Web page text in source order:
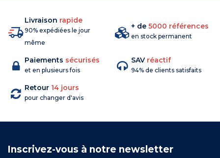
Livraison rapide
90% expédiées le jour
même
+ de 5000 références
en stock permanent
Paiements sécurisés
et en plusieurs fois
SAV réactif
94% de clients satisfaits
Retour 14 jours
pour changer d'avis
Inscrivez-vous à notre newsletter